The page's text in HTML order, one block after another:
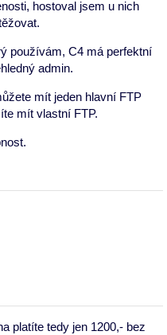
hostoval jsem u nich
používám, C4 má perfektní
admin.
mít jeden hlavní FTP
mít vlastní FTP.
platíte tedy jen 1200,- bez